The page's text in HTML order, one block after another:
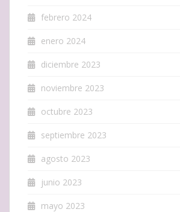
febrero 2024
enero 2024
diciembre 2023
noviembre 2023
octubre 2023
septiembre 2023
agosto 2023
junio 2023
mayo 2023